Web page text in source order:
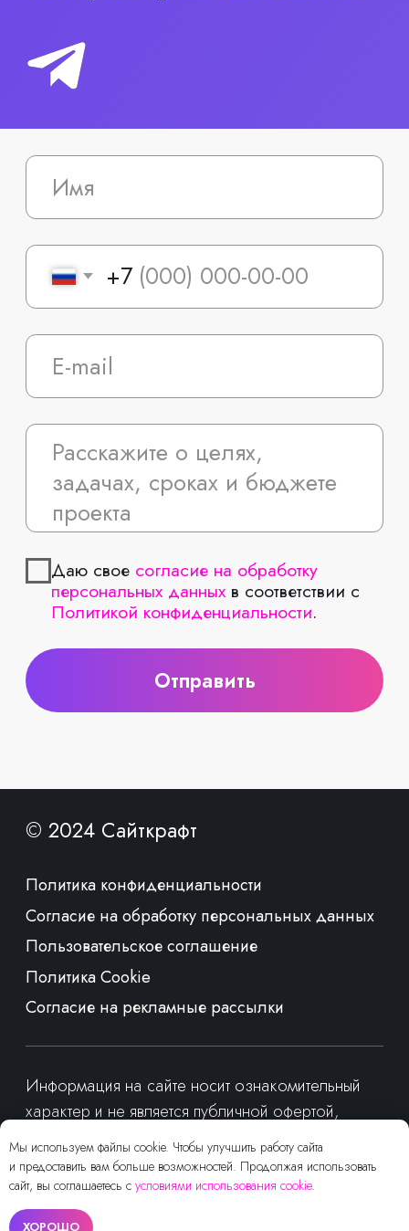
Мы используем файлы cookie. Чтобы улучшить работу сайта
и предоставить вам больше возможностей. Продолжая использовать
сайт, вы соглашаетесь с условиями использования cookie.
ХОРОШО